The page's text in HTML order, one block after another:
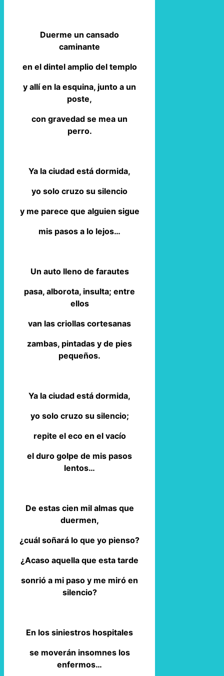
Duerme un cansado
caminante
en el dintel amplio del templo
y allí en la esquina, junto a un
poste,
con gravedad se mea un
perro.
Ya la ciudad está dormida,
yo solo cruzo su silencio
y me parece que alguien sigue
mis pasos a lo lejos…
Un auto lleno de farautes
pasa, alborota, insulta; entre
ellos
van las criollas cortesanas
zambas, pintadas y de pies
pequeños.
Ya la ciudad está dormida,
yo solo cruzo su silencio;
repite el eco en el vacío
el duro golpe de mis pasos
lentos…
De estas cien mil almas que
duermen,
¿cuál soñará lo que yo pienso?
¿Acaso aquella que esta tarde
sonrió a mi paso y me miró en
silencio?
En los siniestros hospitales
se moverán insomnes los
enfermos…